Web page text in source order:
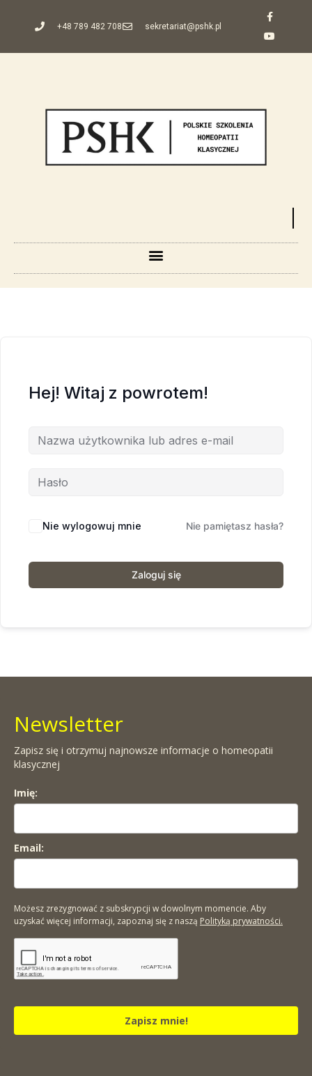
+48 789 482 708 sekretariat@pshk.pl
Hej! Witaj z powrotem!
Nie wylogowuj mnie Nie pamiętasz hasła?
Zaloguj się
Newsletter
Zapisz się i otrzymuj najnowsze informacje o homeopatii
klasycznej
Imię:
Email:
Możesz zrezygnować z subskrypcji w dowolnym momencie. Aby
uzyskać więcej informacji, zapoznaj się z naszą Polityką prywatności.
Zapisz mnie!